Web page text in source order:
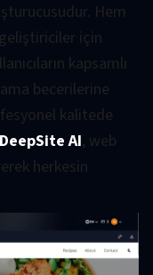
Hem
için
kapsamlı
becerilerine
kalitede
DeepSite AI, web
herkesin